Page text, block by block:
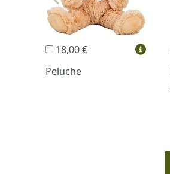
18,00 €
Peluche